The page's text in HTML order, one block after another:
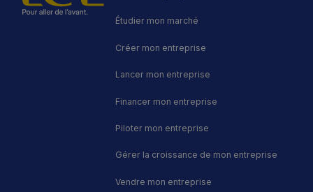
Étudier mon marché
Créer mon entreprise
Lancer mon entreprise
Financer mon entreprise
Piloter mon entreprise
Gérer la croissance de mon entreprise
Vendre mon entreprise